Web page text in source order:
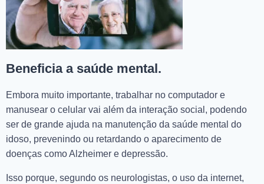
Beneficia a saúde mental.
Embora muito importante, trabalhar no computador e
manusear o celular vai além da interação social, podendo
ser de grande ajuda na manutenção da saúde mental do
idoso, prevenindo ou retardando o aparecimento de
doenças como Alzheimer e depressão.
Isso porque, segundo os neurologistas, o uso da internet,